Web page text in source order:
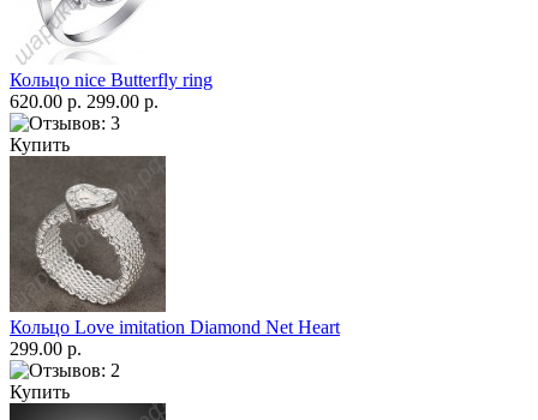
Кольцо nice Butterfly ring
620.00 р. 299.00 р.
Купить
Кольцо Love imitation Diamond Net Heart
299.00 р.
Купить